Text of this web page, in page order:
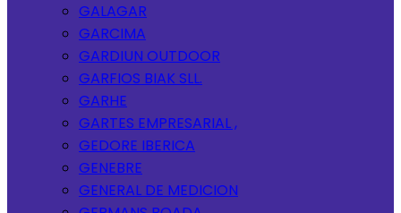
GALAGAR
GARCIMA
GARDIUN OUTDOOR
GARFIOS BIAK SLL.
GARHE
GARTES EMPRESARIAL ,
GEDORE IBERICA
GENEBRE
GENERAL DE MEDICION